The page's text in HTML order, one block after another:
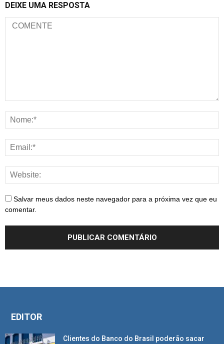
DEIXE UMA RESPOSTA
Salvar meus dados neste navegador para a próxima vez que eu
comentar.
EDITOR
Clientes do Banco do Brasil poderão sacar